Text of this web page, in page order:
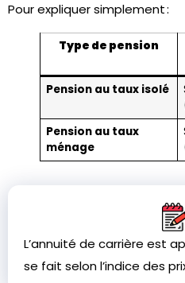
Pour expliquer simplement :
Type de pension
Pension au taux isolé
Pension au taux
ménage
L’annuité de carrière est
se fait selon l’indice des